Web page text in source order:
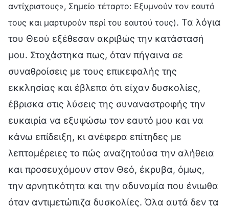
αντίχριστους», Σημείο τέταρτο: Εξυμνούν τον εαυτό
τους και μαρτυρούν περί του εαυτού τους). Τα λόγια
του Θεού εξέθεσαν ακριβώς την κατάστασή
μου. Στοχάστηκα πως, όταν πήγαινα σε
συναθροίσεις με τους επικεφαλής της
εκκλησίας και έβλεπα ότι είχαν δυσκολίες,
έβρισκα στις λύσεις της συναναστροφής την
ευκαιρία να εξυψώσω τον εαυτό μου και να
κάνω επίδειξη, κι ανέφερα επίτηδες με
λεπτομέρειες το πώς αναζητούσα την αλήθεια
και προσευχόμουν στον Θεό, έκρυβα, όμως,
την αρνητικότητα και την αδυναμία που ένιωθα
όταν αντιμετώπιζα δυσκολίες. Όλα αυτά δεν τα